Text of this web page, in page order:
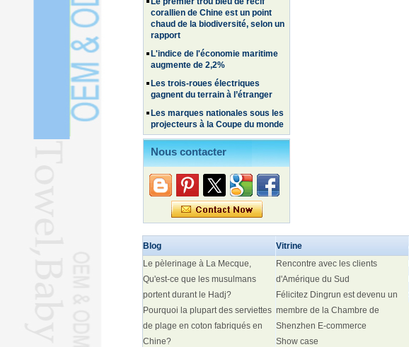
chaud de la biodiversité, selon un
rapport
L'indice de l'économie maritime
augmente de 2,2%
Les trois-roues électriques
gagnent du terrain à l’étranger
Les marques nationales sous les
projecteurs à la Coupe du monde
La robotique intelligente à
l’origine de percées en
réadaptation
Les véhicules électriques chinois
gagnent du terrain en Corée du
Sud
Les voyages familiaux et
expérientiels alimentent la
hausse des voyages estivaux
Ce que l’affaire LV signifie pour la
protection des marques
Les anciennes friandises
estivales continuent de ravir les
consommateurs
Le nombre de membres du PCC
dépasse les 101 millions
Nous contacter
Blog
Le pèlerinage à La Mecque,
Qu'est-ce que les musulmans
portent durant le Hadj?
Pourquoi la plupart des serviettes
de plage en coton fabriqués en
Chine?
Vitrine
Rencontre avec les clients
d'Amérique du Sud
Félicitez Dingrun est devenu un
membre de la Chambre de
Shenzhen E-commerce
Show case